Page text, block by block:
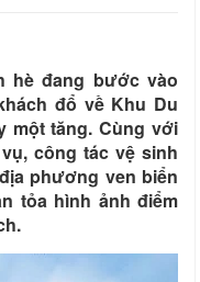
hè đang bước vào
đổ về Khu Du
một tăng. Cùng với
công tác vệ sinh
phương ven biển
tỏa hình ảnh điểm